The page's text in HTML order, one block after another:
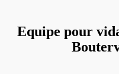
Equipe pour